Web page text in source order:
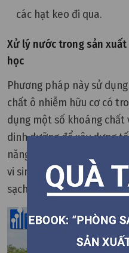
các hạt keo đi qua.
Xử lý nước trong sản
học
Phương pháp này sử
chất ô nhiễm hữu cơ có
dụng một số khoáng chất
dinh dưỡng để xây dựng
năng lượng cho quá trình
vi sinh vật, các chất ô
sạch nước thải